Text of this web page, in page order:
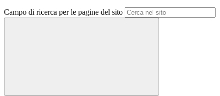
Campo di ricerca per le pagine del sito